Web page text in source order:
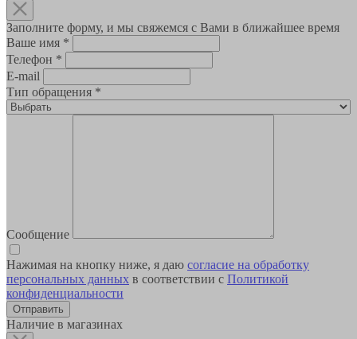
Заполните форму, и мы свяжемся с Вами в ближайшее время
Ваше имя *
Телефон *
E-mail
Тип обращения *
Сообщение
Нажимая на кнопку ниже, я даю согласие на обработку
персональных данных в соответствии с Политикой
конфиденциальности
Наличие в магазинах